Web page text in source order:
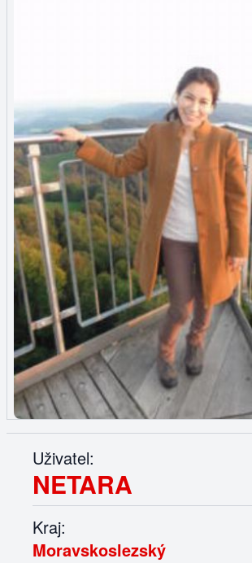
Uživatel:
NETARA
Kraj:
Moravskoslezský